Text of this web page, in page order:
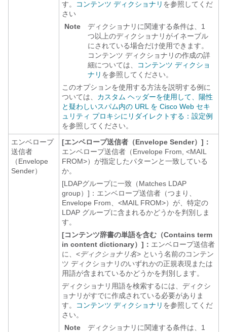
す。
コンテンツ ディクショナリ を参照してくだ
さい
Note
ディクショナリに関連する条件は、1
つ以上のディクショナリがイネーブル
にされている場合だけ使用できます。
コンテンツ ディクショナリの作成の詳
細については、
コンテンツ ディクショ
ナリ を参照してください。
このオプションを使用する方法を説明する例に
ついては、 カスタム ヘッダーを使用して、陽性
と疑わしいスパム内の URL を Cisco Web セキ
ュリティ プロキシにリダイレクトする：設定例
を参照してください。
エンベロープ
送信者
（Envelope
Sender）
[エンベロープ送信者（Envelope Sender）]：
エンベロープ送信者（Envelope From, <MAIL
FROM>）が指定したパターンと一致している
か。
[LDAPグループに一致（Matches LDAP
group）]： エンベロープ送信者（つまり、
Envelope From、<MAIL FROM>）が、特定の
LDAP グループに含まれるかどうかを判別しま
す。
[コンテンツ辞書の単語を含む（Contains term
in content dictionary）]： エンベロープ送信者
に、<ディクショナリ名> という名前のコンテン
ツ ディクショナリのいずれかの正規表現または
用語が含まれているかどうかを判別します。
ディクショナリ用語を検索するには、ディクシ
ョナリがすでに作成されている必要がありま
す。
コンテンツ ディクショナリ を参照してくだ
さい。
Note
ディクショナリに関連する条件は、1